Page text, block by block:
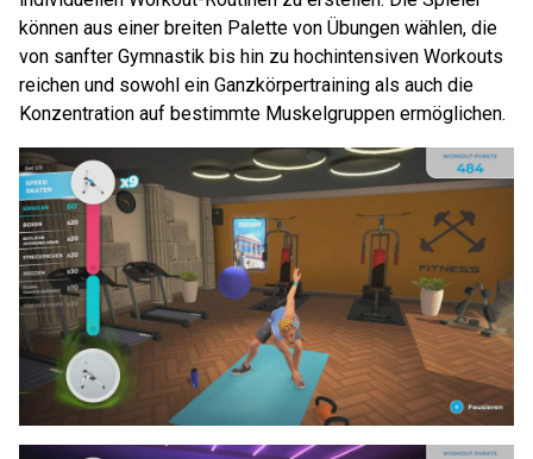
können aus einer breiten Palette von Übungen wählen, die
von sanfter Gymnastik bis hin zu hochintensiven Workouts
reichen und sowohl ein Ganzkörpertraining als auch die
Konzentration auf bestimmte Muskelgruppen ermöglichen.